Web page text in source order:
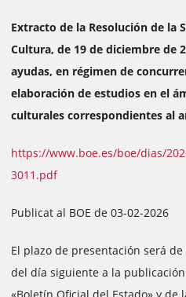
Extracto de la Resolución de la
Cultura, de 19 de diciembre de
ayudas, en régimen de
elaboración de estudios en el
culturales correspondientes al
https://www.boe.es/boe/dias/
3011.pdf
Publicat al BOE de 03-02-2026
El plazo de presentación será
del día siguiente a la